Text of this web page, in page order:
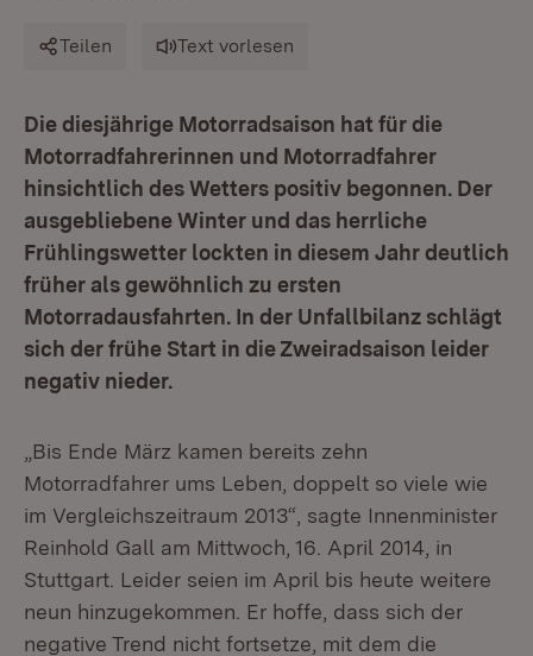
Teilen Text vorlesen
Die diesjährige Motorradsaison hat für die
Motorradfahrerinnen und Motorradfahrer
hinsichtlich des Wetters positiv begonnen. Der
ausgebliebene Winter und das herrliche
Frühlingswetter lockten in diesem Jahr deutlich
früher als gewöhnlich zu ersten
Motorradausfahrten. In der Unfallbilanz schlägt
sich der frühe Start in die Zweiradsaison leider
negativ nieder.
„Bis Ende März kamen bereits zehn
Motorradfahrer ums Leben, doppelt so viele wie
im Vergleichszeitraum 2013“, sagte Innenminister
Reinhold Gall am Mittwoch, 16. April 2014, in
Stuttgart. Leider seien im April bis heute weitere
neun hinzugekommen. Er hoffe, dass sich der
negative Trend nicht fortsetze, mit dem die